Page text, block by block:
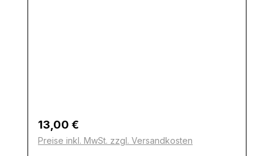
Regulärer Preis:
13,00 €
Preise inkl. MwSt. zzgl. Versandkosten